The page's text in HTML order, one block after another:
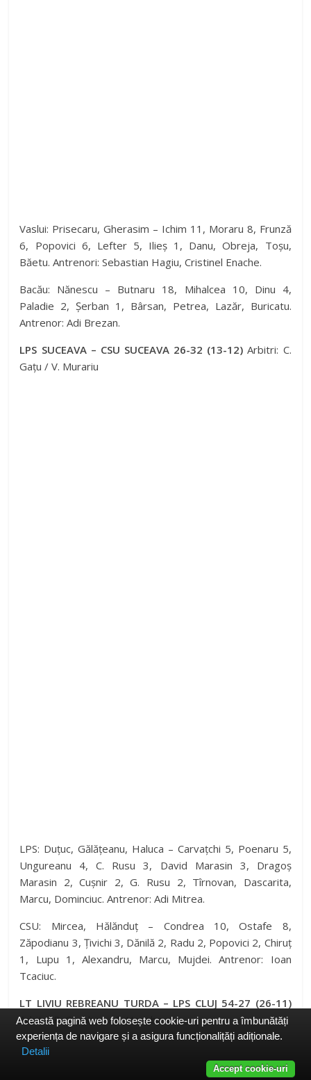
Vaslui: Prisecaru, Gherasim – Ichim 11, Moraru 8, Frunză
6, Popovici 6, Lefter 5, Ilieș 1, Danu, Obreja, Toșu,
Băetu. Antrenori: Sebastian Hagiu, Cristinel Enache.
Bacău: Nănescu – Butnaru 18, Mihalcea 10, Dinu 4,
Paladie 2, Șerban 1, Bârsan, Petrea, Lazăr, Buricatu.
Antrenor: Adi Brezan.
LPS SUCEAVA – CSU SUCEAVA 26-32 (13-12) Arbitri: C.
Gațu / V. Murariu
LPS: Duțuc, Gălățeanu, Haluca – Carvațchi 5, Poenaru 5,
Ungureanu 4, C. Rusu 3, David Marasin 3, Dragoș
Marasin 2, Cușnir 2, G. Rusu 2, Tîrnovan, Dascarita,
Marcu, Dominciuc. Antrenor: Adi Mitrea.
CSU: Mircea, Hălănduț – Condrea 10, Ostafe 8,
Zăpodianu 3, Țivichi 3, Dănilă 2, Radu 2, Popovici 2, Chiruț
1, Lupu 1, Alexandru, Marcu, Mujdei. Antrenor: Ioan
Tcaciuc.
LT LIVIU REBREANU TURDA – LPS CLUJ 54-27 (26-11)
Arbitri: P. Coroban / F. Horoba
Această pagină web folosește cookie-uri pentru a îmbunătăți
experiența de navigare și a asigura funcționalițăți adiționale.
Detalii
Accept cookie-uri